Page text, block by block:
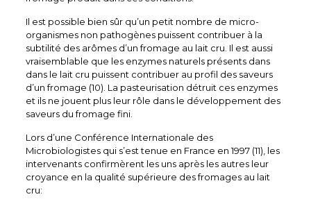
Il est possible bien sûr qu’un petit nombre de micro-
organismes non pathogènes puissent contribuer à la
subtilité des arômes d’un fromage au lait cru. Il est aussi
vraisemblable que les enzymes naturels présents dans
dans le lait cru puissent contribuer au profil des saveurs
d’un fromage (10). La pasteurisation détruit ces enzymes
et ils ne jouent plus leur rôle dans le développement des
saveurs du fromage fini.
Lors d’une Conférence Internationale des
Microbiologistes qui s’est tenue en France en 1997 (11), les
intervenants confirmèrent les uns après les autres leur
croyance en la qualité supérieure des fromages au lait
cru: